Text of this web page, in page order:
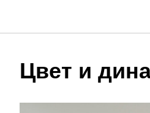
Цвет и